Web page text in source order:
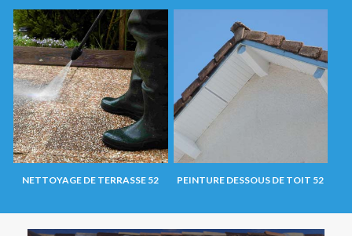
NETTOYAGE DE TERRASSE 52 PEINTURE DESSOUS DE TOIT 52